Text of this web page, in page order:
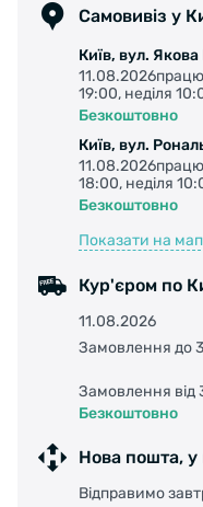
Самовивіз у
Київ, вул. Якова
19:00, неділя
Безкоштовно
Київ, вул.
18:00, неділя
Безкоштовно
Показати на
Кур'єром по
11.08.2026
Замовлення до
Замовлення від
Безкоштовно
Нова пошта, у
Відправимо